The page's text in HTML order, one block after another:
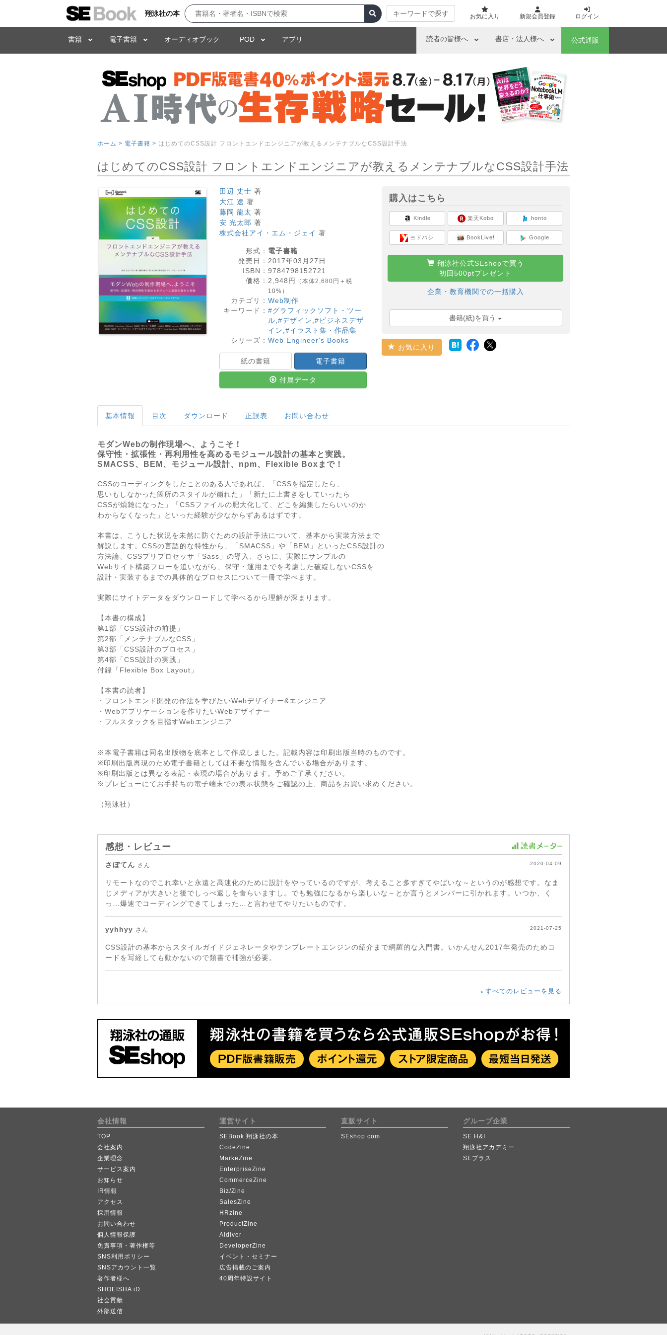
翔泳社の本 キーワードで探す お気に入り 新規会員登録 ログイン
書籍 電子書籍 オーディオブック POD アプリ 読者の皆様へ 書店・法人様へ 公式通販
ホーム > 電子書籍 > はじめてのCSS設計 フロントエンドエンジニアが教えるメンテナブルなCSS設計手法
はじめてのCSS設計 フロントエンドエンジニアが教えるメンテナブルなCSS設計手法
田辺 丈士 著
大江 遼 著
藤岡 龍太 著
安 光太郎 著
株式会社アイ・エム・ジェイ 著
形式： 電子書籍
発売日： 2017年03月27日
ISBN： 9784798152721
価格： 2,948 円
（本体2,680円＋税
10%）
カテゴリ： Web制作
キーワード： #グラフィックソフト・ツー
ル #デザイン #ビジネスデザ
イン #イラスト集・作品集
シリーズ： Web Engineer's Books
紙の書籍 電子書籍
付属データ
購入はこちら
Kindle
ヨドバシ
楽天Kobo
BookLive!
honto
Google
翔泳社公式SEshopで買う
初回500ptプレゼント
企業・教育機関での一括購入
書籍(紙)を買う
お気に入り
基本情報 目次 ダウンロード 正誤表 お問い合わせ
モダンWebの制作現場へ、ようこそ！
保守性・拡張性・再利用性を高めるモジュール設計の基本と実践。
SMACSS、BEM、モジュール設計、npm、Flexible Boxまで！
CSSのコーディングをしたことのある人であれば、「CSSを指定したら、
思いもしなかった箇所のスタイルが崩れた」「新たに上書きをしていったら
CSSが煩雑になった」「CSSファイルの肥大化して、どこを編集したらいいのか
わからなくなった」といった経験が少なからずあるはずです。
本書は、こうした状況を未然に防ぐための設計手法について、基本から実装方法まで
解説します。CSSの言語的な特性から、「SMACSS」や「BEM」といったCSS設計の
方法論、CSSプリプロセッサ「Sass」の導入、さらに、実際にサンプルの
Webサイト構築フローを追いながら、保守・運用までを考慮した破綻しないCSSを
設計・実装するまでの具体的なプロセスについて一冊で学べます。
実際にサイトデータをダウンロードして学べるから理解が深まります。
【本書の構成】
第1部「CSS設計の前提」
第2部「メンテナブルなCSS」
第3部「CSS設計のプロセス」
第4部「CSS設計の実践」
付録「Flexible Box Layout」
【本書の読者】
・フロントエンド開発の作法を学びたいWebデザイナー&エンジニア
・Webアプリケーションを作りたいWebデザイナー
・フルスタックを目指すWebエンジニア
※本電子書籍は同名出版物を底本として作成しました。記載内容は印刷出版当時のものです。
※印刷出版再現のため電子書籍としては不要な情報を含んでいる場合があります。
※印刷出版とは異なる表記・表現の場合があります。予めご了承ください。
※プレビューにてお手持ちの電子端末での表示状態をご確認の上、商品をお買い求めください。
（翔泳社）
感想・レビュー
さぼてん さん 2020-04-09
リモートなのでこれ幸いと永遠と高速化のために設計をやっているのですが、考えること多すぎてやばいな～というのが感想です。なま
じメディアが大きいと後でしっぺ返しを食らいますし。でも勉強になるから楽しいな～とか言うとメンバーに引かれます。いつか、く
っ…爆速でコーディングできてしまった…と言わせてやりたいものです。
yyhhyy さん 2021-07-25
CSS設計の基本からスタイルガイドジェネレータやテンプレートエンジンの紹介まで網羅的な入門書。いかんせん2017年発売のためコ
ードを写経しても動かないので類書で補強が必要。
すべてのレビューを見る
会社情報
TOP
会社案内
企業理念
サービス案内
お知らせ
IR情報
アクセス
採用情報
お問い合わせ
個人情報保護
免責事項・著作権等
SNS利用ポリシー
SNSアカウント一覧
著作者様へ
SHOEISHA iD
社会貢献
外部送信
運営サイト
SEBook 翔泳社の本
CodeZine
MarkeZine
EnterpriseZine
CommerceZine
Biz/Zine
SalesZine
HRzine
ProductZine
AIdiver
DeveloperZine
イベント・セミナー
広告掲載のご案内
40周年特設サイト
直販サイト
SEshop.com
グループ企業
SE H&I
翔泳社アカデミー
SEプラス